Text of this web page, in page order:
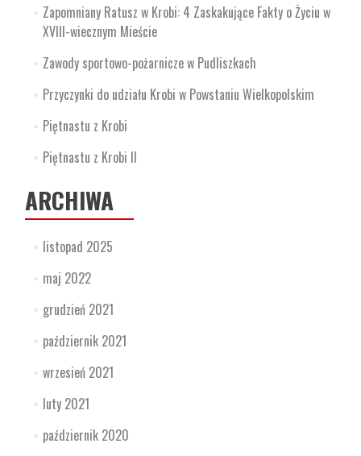
Zapomniany Ratusz w Krobi: 4 Zaskakujące Fakty o Życiu w
XVIII-wiecznym Mieście
Zawody sportowo-pożarnicze w Pudliszkach
Przyczynki do udziału Krobi w Powstaniu Wielkopolskim
Piętnastu z Krobi
Piętnastu z Krobi II
ARCHIWA
listopad 2025
maj 2022
grudzień 2021
październik 2021
wrzesień 2021
luty 2021
październik 2020